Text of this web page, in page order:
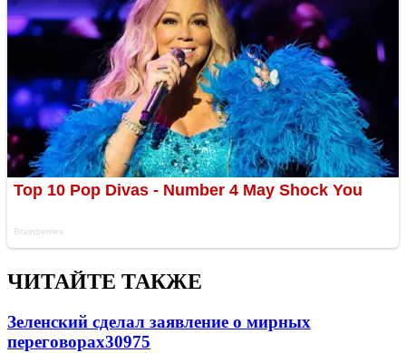
ЧИТАЙТЕ ТАКЖЕ
Зеленский сделал заявление о мирных
переговорах30975